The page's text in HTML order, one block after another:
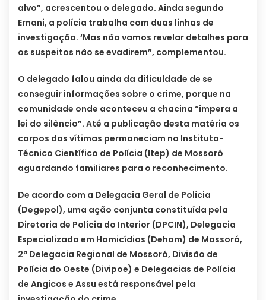
alvo”, acrescentou o delegado. Ainda segundo
Ernani, a polícia trabalha com duas linhas de
investigação. ‘Mas não vamos revelar detalhes para
os suspeitos não se evadirem”, complementou.
O delegado falou ainda da dificuldade de se
conseguir informações sobre o crime, porque na
comunidade onde aconteceu a chacina “impera a
lei do silêncio”. Até a publicação desta matéria os
corpos das vítimas permaneciam no Instituto-
Técnico Científico de Polícia (Itep) de Mossoró
aguardando familiares para o reconhecimento.
De acordo com a Delegacia Geral de Polícia
(Degepol), uma ação conjunta constituída pela
Diretoria de Polícia do Interior (DPCIN), Delegacia
Especializada em Homicídios (Dehom) de Mossoró,
2ª Delegacia Regional de Mossoró, Divisão de
Polícia do Oeste (Divipoe) e Delegacias de Polícia
de Angicos e Assu está responsável pela